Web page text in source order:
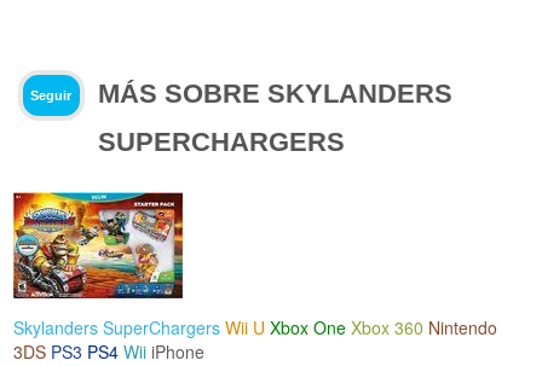
Seguir
MÁS SOBRE SKYLANDERS
SUPERCHARGERS
Skylanders SuperChargers Wii U Xbox One Xbox 360 Nintendo
3DS PS3 PS4 Wii iPhone